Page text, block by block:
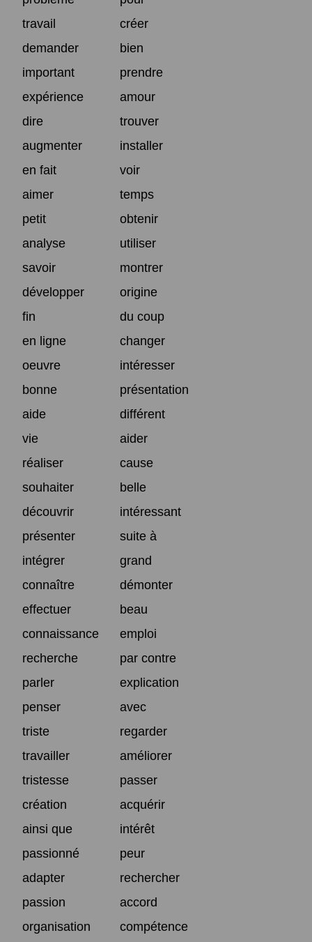
travail
créer
demander
bien
important
prendre
expérience
amour
dire
trouver
augmenter
installer
en fait
voir
aimer
temps
petit
obtenir
analyse
utiliser
savoir
montrer
développer
origine
fin
du coup
en ligne
changer
oeuvre
intéresser
bonne
présentation
aide
différent
vie
aider
réaliser
cause
souhaiter
belle
découvrir
intéressant
présenter
suite à
intégrer
grand
connaître
démonter
effectuer
beau
connaissance
emploi
recherche
par contre
parler
explication
penser
avec
triste
regarder
travailler
améliorer
tristesse
passer
création
acquérir
ainsi que
intérêt
passionné
peur
adapter
rechercher
passion
accord
organisation
compétence